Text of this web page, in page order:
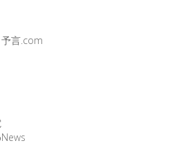
言.com